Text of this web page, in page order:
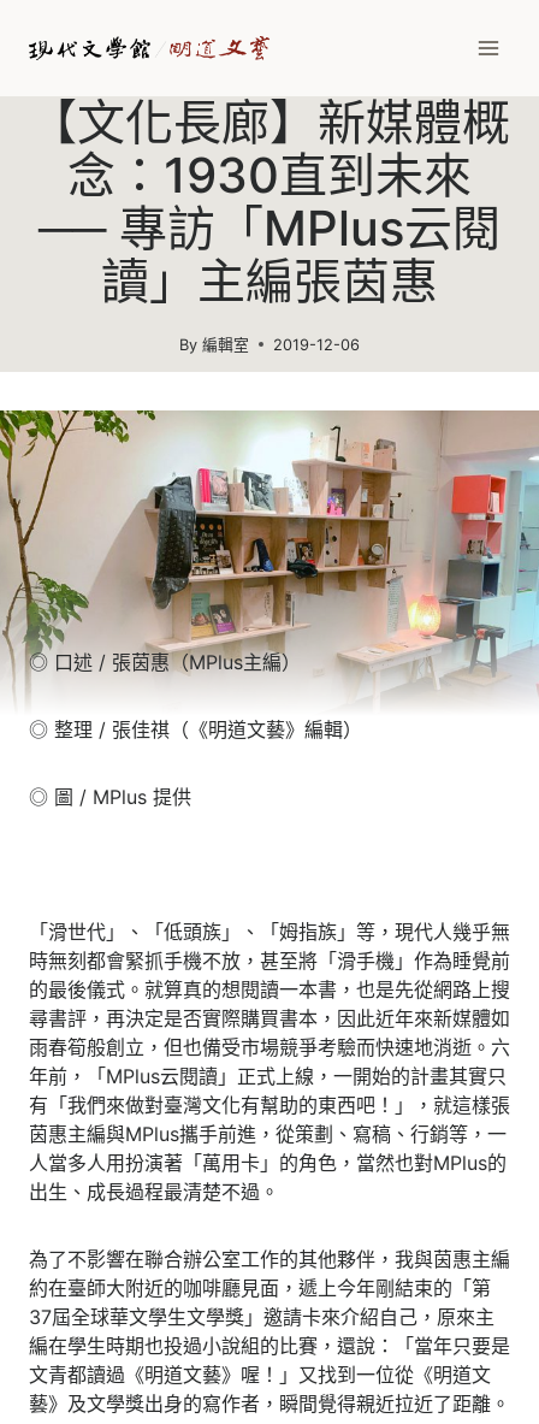
【文化長廊】新媒體概
念：1930直到未來
── 專訪「MPlus云閱
讀」主編張茵惠
By 編輯室 2019-12-06
◎ 口述 / 張茵惠（MPlus主編）
◎ 整理 / 張佳祺（《明道文藝》編輯）
◎ 圖 / MPlus 提供
「滑世代」、「低頭族」、「姆指族」等，現代人幾乎無
時無刻都會緊抓手機不放，甚至將「滑手機」作為睡覺前
的最後儀式。就算真的想閱讀一本書，也是先從網路上搜
尋書評，再決定是否實際購買書本，因此近年來新媒體如
雨春筍般創立，但也備受市場競爭考驗而快速地消逝。六
年前，「MPlus云閱讀」正式上線，一開始的計畫其實只
有「我們來做對臺灣文化有幫助的東西吧！」，就這樣張
茵惠主編與MPlus攜手前進，從策劃、寫稿、行銷等，一
人當多人用扮演著「萬用卡」的角色，當然也對MPlus的
出生、成長過程最清楚不過。
為了不影響在聯合辦公室工作的其他夥伴，我與茵惠主編
約在臺師大附近的咖啡廳見面，遞上今年剛結束的「第
37屆全球華文學生文學獎」邀請卡來介紹自己，原來主
編在學生時期也投過小說組的比賽，還說：「當年只要是
文青都讀過《明道文藝》喔！」又找到一位從《明道文
藝》及文學獎出身的寫作者，瞬間覺得親近拉近了距離。